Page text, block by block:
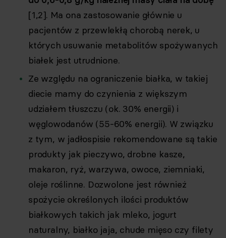
[1,2]. Ma ona zastosowanie głównie u
pacjentów z przewlekłą chorobą nerek, u
których usuwanie metabolitów spożywanych
białek jest utrudnione.
Ze względu na ograniczenie białka, w takiej
diecie mamy do czynienia z większym
udziałem tłuszczu (ok. 30% energii) i
węglowodanów (55-60% energii). W związku
z tym, w jadłospisie rekomendowane są takie
produkty jak pieczywo, drobne kasze,
makaron, ryż, warzywa, owoce, ziemniaki,
oleje roślinne. Dozwolone jest również
spożycie określonych ilości produktów
białkowych takich jak mleko, jogurt
naturalny, białko jaja, chude mięso czy filety